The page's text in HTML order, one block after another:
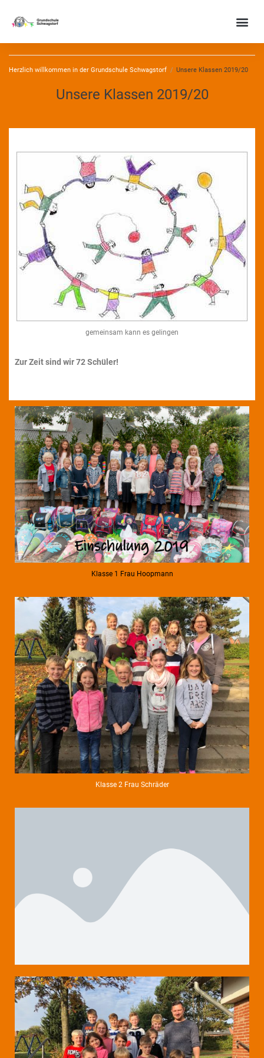
Herzlich willkommen in der Grundschule Schwagstorf / Unsere Klassen 2019/20
Unsere Klassen 2019/20
gemeinsam kann es gelingen
Zur Zeit sind wir 72 Schüler!
Klasse 1 Frau Hoopmann
Klasse 2 Frau Schräder